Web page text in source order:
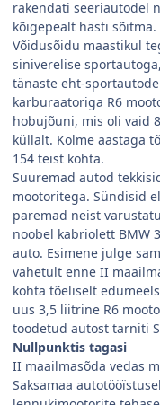
rakendati seeriautodel
kõigepealt hästi sõitma.
Võidusõidu maastikul
siniverelise
tänaste eht-
karburaatoriga R6
hobujõuni, mis oli vaid
küllalt. Kolme aastaga
154 teist kohta.
Suuremad autod
mootoritega. Sündisid
paremad neist
noobel kabriolett BMW
auto. Esimene julge
vahetult enne II
kohta tõeliselt
uus 3,5 liitrine R6
toodetud autost tarniti
Nullpunktis tagasi
II maailmasõda vedas
Saksamaa